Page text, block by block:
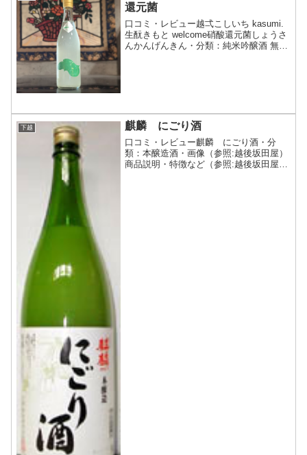
還元菌
口コミ・レビュー越弌こしいち kasumi.
生酛きもと welcome硝酸還元菌しょうさ
んかんげんきん・分類：純米吟醸酒 無濾
下越 麒麟 にごり酒
口コミ・レビュー麒麟 にごり酒・分
類：本醸造酒・画像（参照:越後坂田屋）
商品説明・特徴など（参照:越後坂田屋）